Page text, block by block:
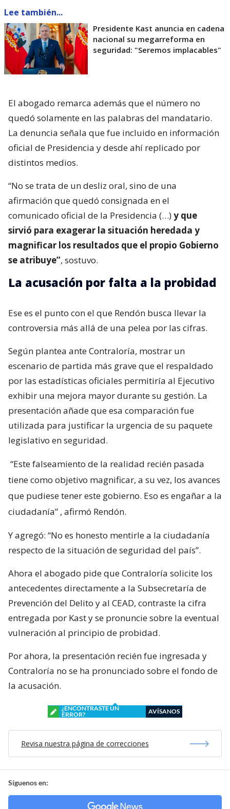
Lee también...
Presidente Kast anuncia en cadena
nacional su megarreforma en
seguridad: "Seremos implacables"
El abogado remarca además que el número no
quedó solamente en las palabras del mandatario.
La denuncia señala que fue incluido en información
oficial de Presidencia y desde ahí replicado por
distintos medios.
“No se trata de un desliz oral, sino de una
afirmación que quedó consignada en el
comunicado oficial de la Presidencia (…)y que
sirvió para exagerar la situación heredada y
magnificar los resultados que el propio Gobierno
se atribuye”, sostuvo.
La acusación por falta a la probidad
Ese es el punto con el que Rendón busca llevar la
controversia más allá de una pelea por las cifras.
Según plantea ante Contraloría, mostrar un
escenario de partida más grave que el respaldado
por las estadísticas oficiales permitiría al Ejecutivo
exhibir una mejora mayor durante su gestión. La
presentación añade que esa comparación fue
utilizada para justificar la urgencia de su paquete
legislativo en seguridad.
“Este falseamiento de la realidad recién pasada
tiene como objetivo magnificar, a su vez, los avances
que pudiese tener este gobierno. Eso es engañar a la
ciudadanía” , afirmó Rendón.
Y agregó: “No es honesto mentirle a la ciudadanía
respecto de la situación de seguridad del país”.
Ahora el abogado pide que Contraloría solicite los
antecedentes directamente a la Subsecretaría de
Prevención del Delito y al CEAD, contraste la cifra
entregada por Kast y se pronuncie sobre la eventual
vulneración al principio de probidad.
Por ahora, la presentación recién fue ingresada y
Contraloría no se ha pronunciado sobre el fondo de
la acusación.
¿ENCONTRASTE UN
ERROR?
AVÍSANOS
Revisa nuestra página de correcciones
Síguenos en: